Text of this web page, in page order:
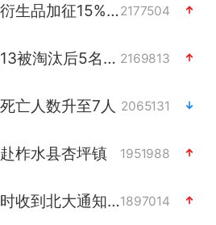
美国将对多晶硅衍生品加征15%关税2177504
佛山通报笔试前13被淘汰后5名进体检 2169813
亡人数升至7人 2065131
柞水县杏坪镇 1951988
女孩摆摊卖菌子时收到北大通知书1897014